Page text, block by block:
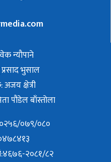
न्याैपाने
भुसाल
क्षेत्री
पौडेल बाँस्तोला
०७९/०८०
२०८१/८२